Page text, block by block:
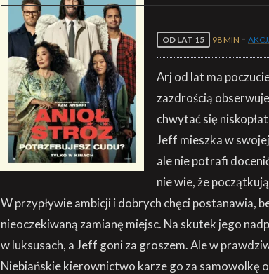
OD LAT 15 98 MIN -
Arj od lat ma
zazdrością
chwytać się
Jeff mieszka w
ale nie potrafi
nie wie, że
W przypływie ambicji i dobrych chęci postanawia,
nieoczekiwaną zamianę miejsc. Na skutek jego
w luksusach, a Jeff goni za groszem. Ale w
Niebiańskie kierownictwo karze go za samowolkę